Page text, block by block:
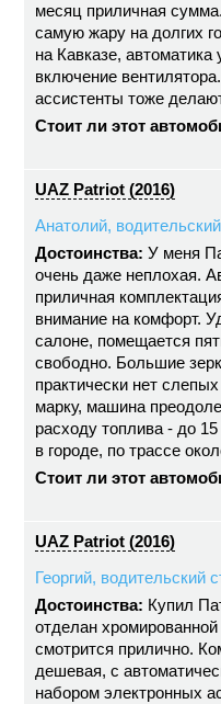
месяц приличная
самую жару на долгих
на Кавказе, автоматика
включение
ассистенты тоже
Стоит ли этот
UAZ Patriot (2016)
Анатолий,
Достоинства: У меня
очень даже неплохая.
приличная
внимание на комфорт.
салоне, помещается
свободно. Большие
практически нет
марку, машина
расходу топлива - до
в городе, по трассе
Стоит ли этот
UAZ Patriot (2016)
Георгий, водительский
Достоинства: Купил
отделан
смотрится прилично.
дешевая, с
набором электронных